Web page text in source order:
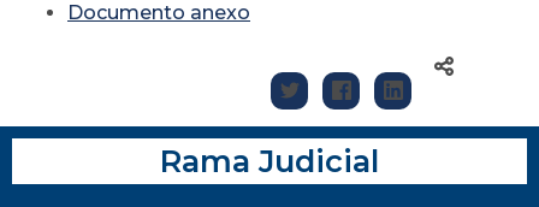
Documento anexo
Rama Judicial